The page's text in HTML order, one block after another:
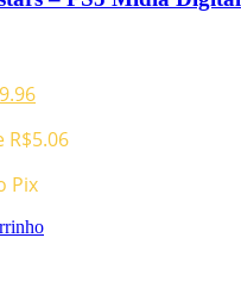
O
atual
R$49.96.
R$5.06
Pix